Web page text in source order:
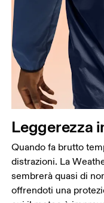
Leggerezza
Quando fa brutto
distrazioni. La
sembrerà quasi di
offrendoti una